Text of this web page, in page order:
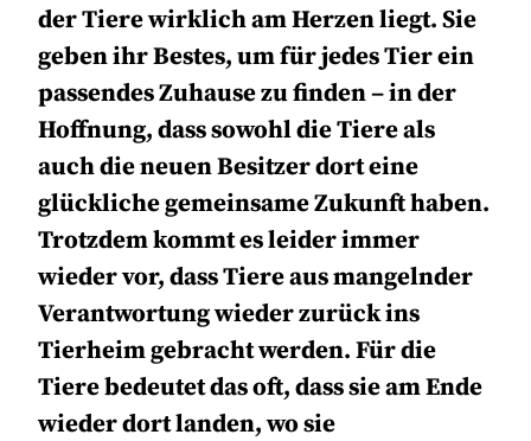
der Tiere wirklich am Herzen liegt. Sie
geben ihr Bestes, um für jedes Tier ein
passendes Zuhause zu finden – in der
Hoffnung, dass sowohl die Tiere als
auch die neuen Besitzer dort eine
glückliche gemeinsame Zukunft haben.
Trotzdem kommt es leider immer
wieder vor, dass Tiere aus mangelnder
Verantwortung wieder zurück ins
Tierheim gebracht werden. Für die
Tiere bedeutet das oft, dass sie am Ende
wieder dort landen, wo sie